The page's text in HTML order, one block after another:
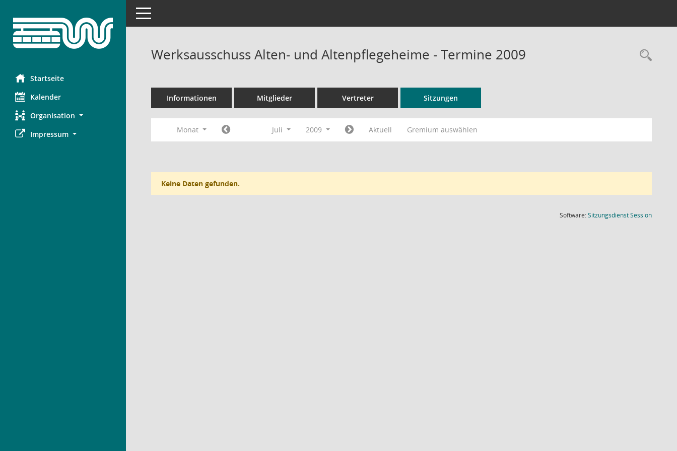
Startseite
Kalender
Organisation
Impressum
Toggle navigation
Werksausschuss Alten- und Altenpflegeheime - Termine 2009
Informationen Mitglieder Vertreter Sitzungen
Monat Juli 2009 Aktuell Gremium auswählen
Keine Daten gefunden.
Software:SitzungsdienstSession(Wird in